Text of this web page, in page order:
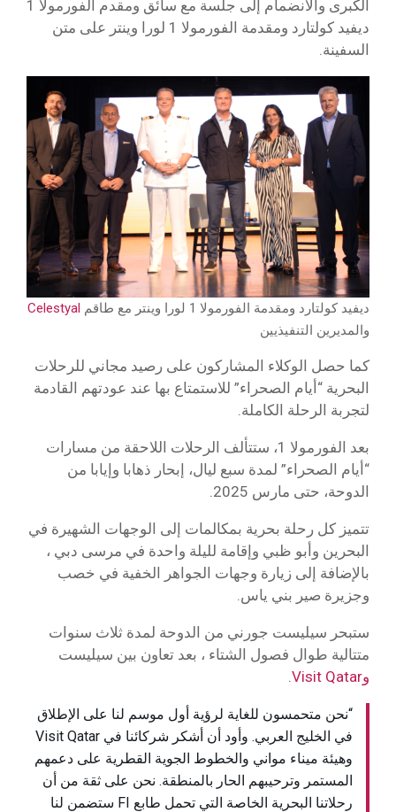
الكبرى والانضمام إلى جلسة مع سائق ومقدم الفورمولا 1
ديفيد كولتارد ومقدمة الفورمولا 1 لورا وينتر على متن
السفينة.
ديفيد كولتارد ومقدمة الفورمولا 1 لورا وينتر مع طاقم
Celestyal
والمديرين التنفيذيين
كما حصل الوكلاء المشاركون على رصيد مجاني للرحلات
البحرية “أيام الصحراء” للاستمتاع بها عند عودتهم القادمة
لتجربة الرحلة الكاملة.
بعد الفورمولا 1، ستتألف الرحلات اللاحقة من مسارات
“أيام الصحراء” لمدة سبع ليال، إبحار ذهابا وإيابا من
الدوحة، حتى مارس 2025.
تتميز كل رحلة بحرية بمكالمات إلى الوجهات الشهيرة في
البحرين وأبو ظبي وإقامة لليلة واحدة في مرسى دبي ،
بالإضافة إلى زيارة وجهات الجواهر الخفية في خصب
وجزيرة صير بني ياس.
ستبحر سيليست جورني من الدوحة لمدة ثلاث سنوات
متتالية طوال فصول الشتاء ، بعد تعاون بين سيليست
وVisit Qatar
“نحن متحمسون للغاية لرؤية أول موسم لنا على الإطلاق
في الخليج العربي. وأود أن أشكر شركائنا في Visit Qatar
وهيئة ميناء مواني والخطوط الجوية القطرية على دعمهم
المستمر وترحيبهم الحار بالمنطقة. نحن على ثقة من أن
رحلاتنا البحرية الخاصة التي تحمل طابع FI ستضمن لنا